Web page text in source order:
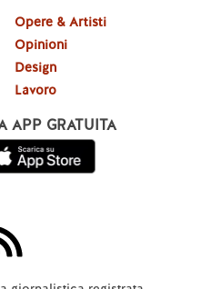
Opere & Artisti
Opinioni
Design
Lavoro
APP GRATUITA